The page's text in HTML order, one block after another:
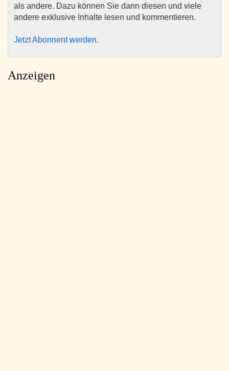
als andere. Dazu können Sie dann diesen und viele
andere exklusive Inhalte lesen und kommentieren.
Jetzt Abonnent werden.
Anzeigen